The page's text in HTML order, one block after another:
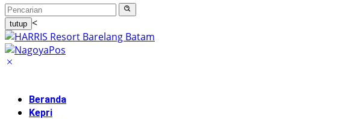
tutup <
Beranda
Kepri